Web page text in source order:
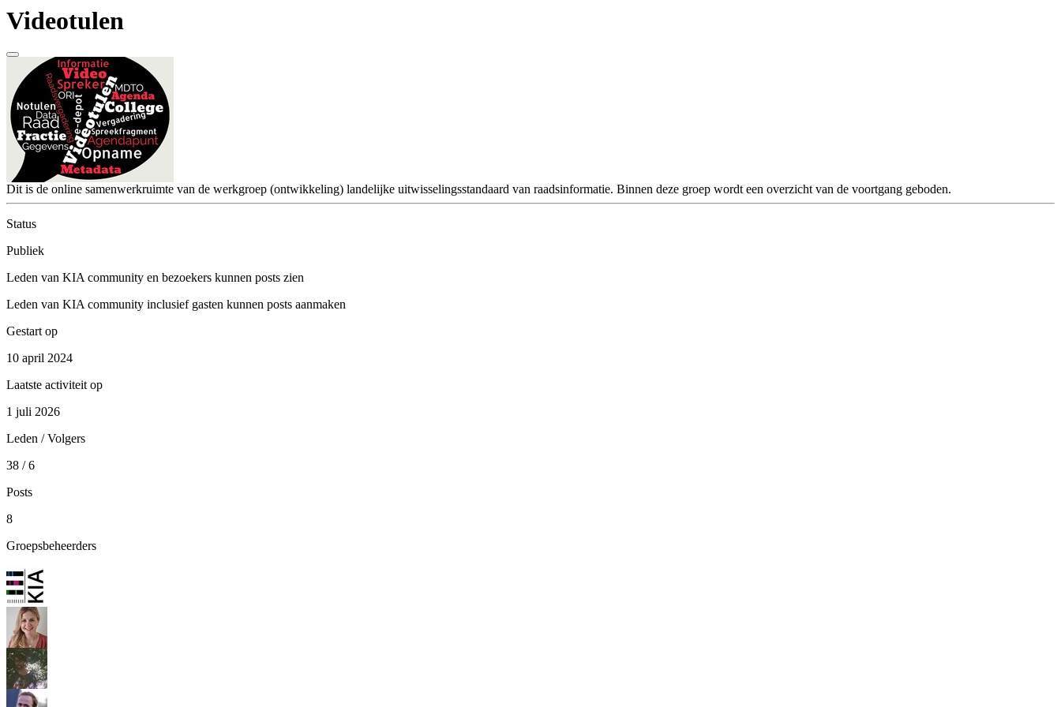
Videotulen
Dit is de online samenwerkruimte van de werkgroep (ontwikkeling) landelijke uitwisselingsstandaard van raadsinformatie. Binnen deze groep wordt een overzicht van de voortgang geboden.
Status
Publiek
Leden van KIA community en bezoekers kunnen posts zien
Leden van KIA community inclusief gasten kunnen posts aanmaken
Gestart op
10 april 2024
Laatste activiteit op
1 juli 2026
Leden / Volgers
38 / 6
Posts
8
Groepsbeheerders